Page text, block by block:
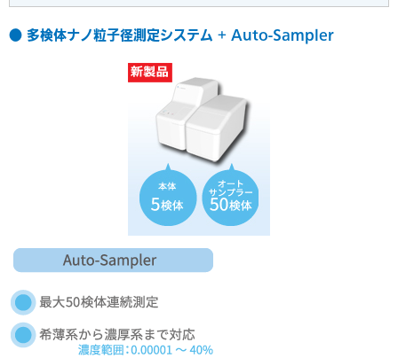
● 多検体ナノ粒子径測定システム + Auto-Sampler